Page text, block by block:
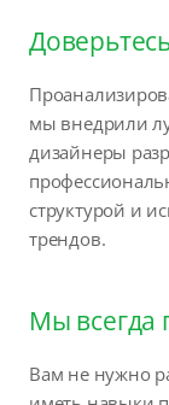
мы внедрили
дизайнеры
структурой и
трендов.
Мы всегда
Вам не нужно